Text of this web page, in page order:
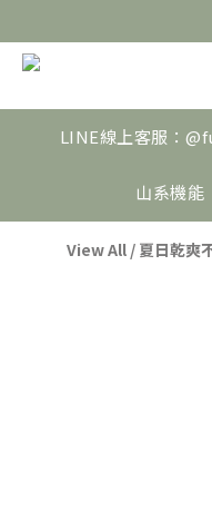
LINE線上客服：
山系機能
View All / 夏日乾爽